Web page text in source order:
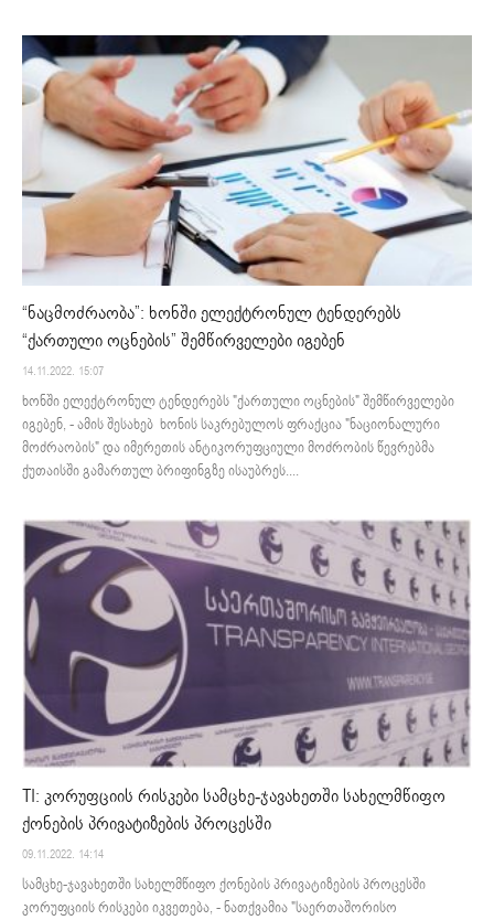
“ნაცმოძრაობა”: ხონში ელექტრონულ ტენდერებს
“ქართული ოცნების” შემწირველები იგებენ
14.11.2022. 15:07
ხონში ელექტრონულ ტენდერებს "ქართული ოცნების" შემწირველები
იგებენ, - ამის შესახებ ხონის საკრებულოს ფრაქცია "ნაციონალური
მოძრაობის" და იმერეთის ანტიკორუფციული მოძრობის წევრებმა
ქუთაისში გამართულ ბრიფინგზე ისაუბრეს....
TI: კორუფციის რისკები სამცხე-ჯავახეთში სახელმწიფო
ქონების პრივატიზების პროცესში
09.11.2022. 14:14
სამცხე-ჯავახეთში სახელმწიფო ქონების პრივატიზების პროცესში
კორუფციის რისკები იკვეთება, - ნათქვამია "საერთაშორისო